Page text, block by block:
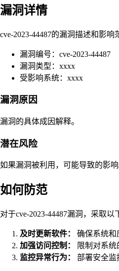
漏洞详情
cve-2023-44487的漏洞描述和影响
漏洞编号：cve-2023-44487
漏洞类型：xxxx
受影响系统：xxxx
漏洞原因
漏洞的具体成因解释。
潜在风险
如果漏洞被利用，可能导致的影响
如何防范
对于cve-2023-44487漏洞，采取以
及时更新软件：
确保系统和
加强访问控制：
限制对系统
监控异常行为：
部署安全监